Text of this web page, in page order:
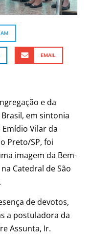
EMAIL
e da
em sintonia
Vilar da
Preto/SP, foi
imagem da Bem-
Catedral de São
de devotos,
a postuladora da
Assunta, Ir.